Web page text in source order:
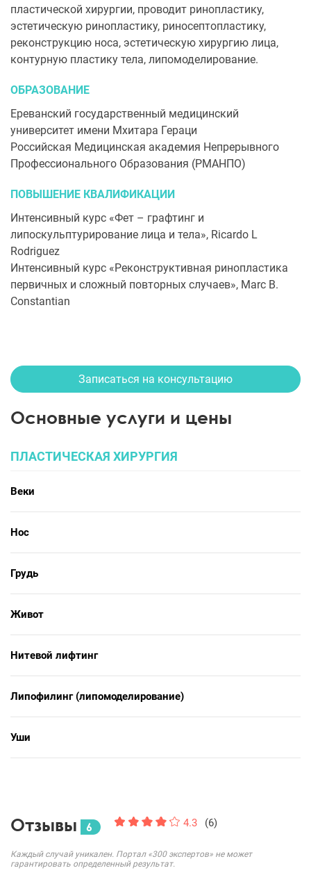
пластической хирургии, проводит ринопластику,
эстетическую ринопластику, риносептопластику,
реконструкцию носа, эстетическую хирургию лица,
контурную пластику тела, липомоделирование.
ОБРАЗОВАНИЕ
Ереванский государственный медицинский
университет имени Мхитара Гераци
Российская Медицинская академия Непрерывного
Профессионального Образования (РМАНПО)
ПОВЫШЕНИЕ КВАЛИФИКАЦИИ
Интенсивный курс «Фет – графтинг и
липоскульптурирование лица и тела», Ricardo L
Rodriguez
Интенсивный курс «Реконструктивная ринопластика
первичных и сложный повторных случаев», Marc B.
Constantian
Записаться на консультацию
Основные услуги и цены
ПЛАСТИЧЕСКАЯ ХИРУРГИЯ
Веки
Нос
Грудь
Живот
Нитевой лифтинг
Липофилинг (липомоделирование)
Уши
Отзывы 6 4.3 (6)
Каждый случай уникален. Портал «300 экспертов» не может
гарантировать определенный результат.